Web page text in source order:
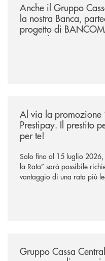
Anche il Gruppo
la nostra Banca,
progetto di
e sul relativo
Al via la promozione
Prestipay. Il prestito
per te!
Solo fino al 15 luglio
la Rata” sarà possibile
vantaggio di una rata più
Gruppo Cassa